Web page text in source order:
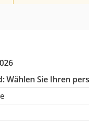
Wählen Sie Ihren